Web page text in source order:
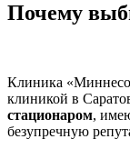
Почему
Клиника
клиникой в
стационаром,
безупречную